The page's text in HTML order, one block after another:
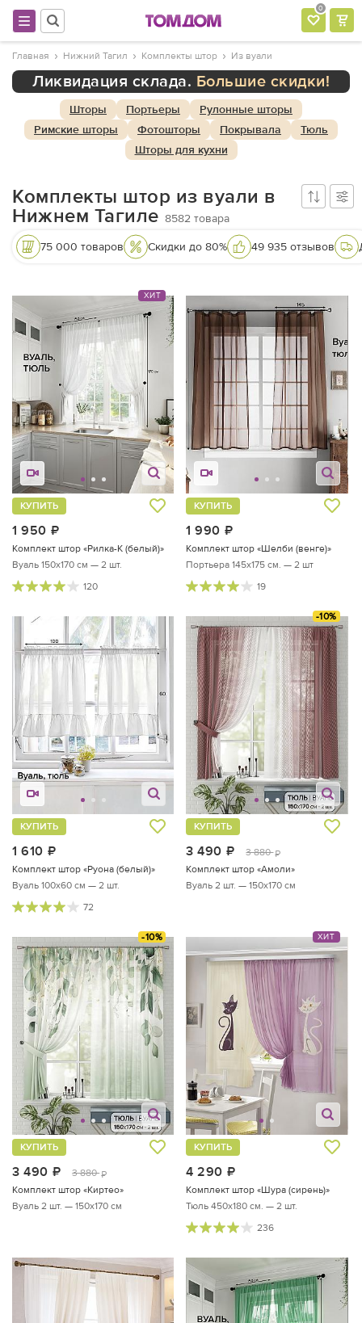
0
Главная Нижний Тагил Комплекты штор Из вуали
Ликвидация склада. Большие скидки!
Шторы Портьеры
Рулонные шторы
Римские шторы
Фотошторы Покрывала
Тюль
Шторы для кухни
Комплекты штор из вуали в
Нижнем Тагиле 8582 товара
75 000 товаров Скидки до 80% 49 935 отзывов
ХИТ
1 950
КУПИТЬ
Комплект штор «Рилка-К (белый)»
Вуаль 150х170 см — 2 шт.
120
1 990
КУПИТЬ
Комплект штор «Шелби (венге)»
Портьера 145х175 см. — 2 шт
19
1 610
КУПИТЬ
Комплект штор «Руона (белый)»
Вуаль 100х60 см — 2 шт.
72
-10%
3 490 руб.
3 880 руб.
КУПИТЬ
Комплект штор «Амоли»
Вуаль 2 шт. — 150х170 см
-10%
3 490 руб.
3 880 руб.
КУПИТЬ
Комплект штор «Киртео»
Вуаль 2 шт. — 150х170 см
ХИТ
4 290
КУПИТЬ
Комплект штор «Шура (сирень)»
Тюль 450х180 см. — 2 шт.
236